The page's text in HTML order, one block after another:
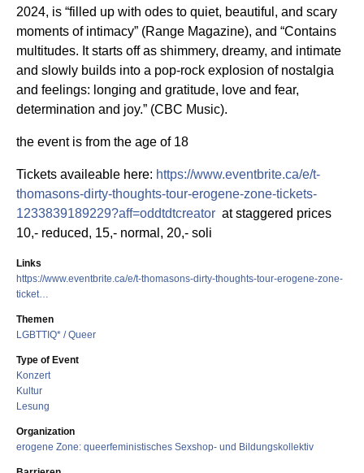
2024, is “filled up with odes to quiet, beautiful, and scary
moments of intimacy” (Range Magazine), and “Contains
multitudes. It starts off as shimmery, dreamy, and intimate
and slowly builds into a pop-rock explosion of nostalgia
and feelings: longing and gratitude, love and fear,
determination and joy.” (CBC Music).
the event is from the age of 18
Tickets availeable here: https://www.eventbrite.ca/e/t-
thomasons-dirty-thoughts-tour-erogene-zone-tickets-
1233839189229?aff=oddtdtcreator at staggered prices
10,- reduced, 15,- normal, 20,- soli
Links
https://www.eventbrite.ca/e/t-thomasons-dirty-thoughts-tour-erogene-zone-
ticket…
Themen
LGBTTIQ* / Queer
Type of Event
Konzert
Kultur
Lesung
Organization
erogene Zone: queerfeministisches Sexshop- und Bildungskollektiv